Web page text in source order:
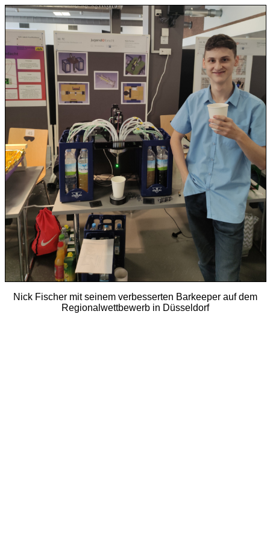
Nick Fischer mit seinem verbesserten Barkeeper auf dem
Regionalwettbewerb in Düsseldorf